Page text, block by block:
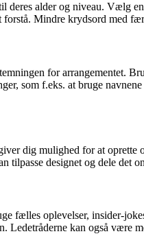
alder og niveau. Vælg
Mindre krydsord med
for arrangementet.
som f.eks. at bruge
dig mulighed for at
designet og dele det
oplevelser, insider-
kan også